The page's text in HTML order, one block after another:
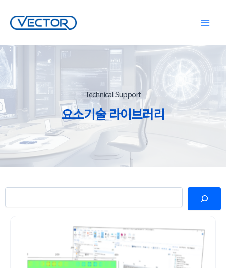
건
너
기
Menu
Technical Support
요소기술 라이브러리
검색